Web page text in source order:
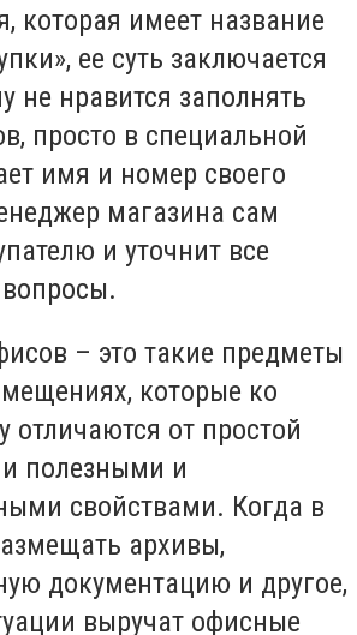
которая имеет название
ее суть заключается
не нравится заполнять
просто в специальной
имя и номер своего
магазина сам
и уточнит все
– это такие предметы
которые ко
отличаются от простой
полезными и
свойствами. Когда в
архивы,
документацию и другое,
выручат офисные